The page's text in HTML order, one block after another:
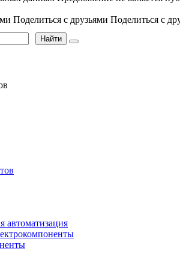
Поделиться с друзьями Поделиться с
Найти